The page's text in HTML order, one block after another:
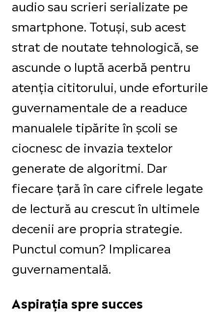
audio sau scrieri serializate pe
smartphone. Totuși, sub acest
strat de noutate tehnologică, se
ascunde o luptă acerbă pentru
atenția cititorului, unde eforturile
guvernamentale de a readuce
manualele tipărite în școli se
ciocnesc de invazia textelor
generate de algoritmi. Dar
fiecare țară în care cifrele legate
de lectură au crescut în ultimele
decenii are propria strategie.
Punctul comun? Implicarea
guvernamentală.
Aspirația spre succes